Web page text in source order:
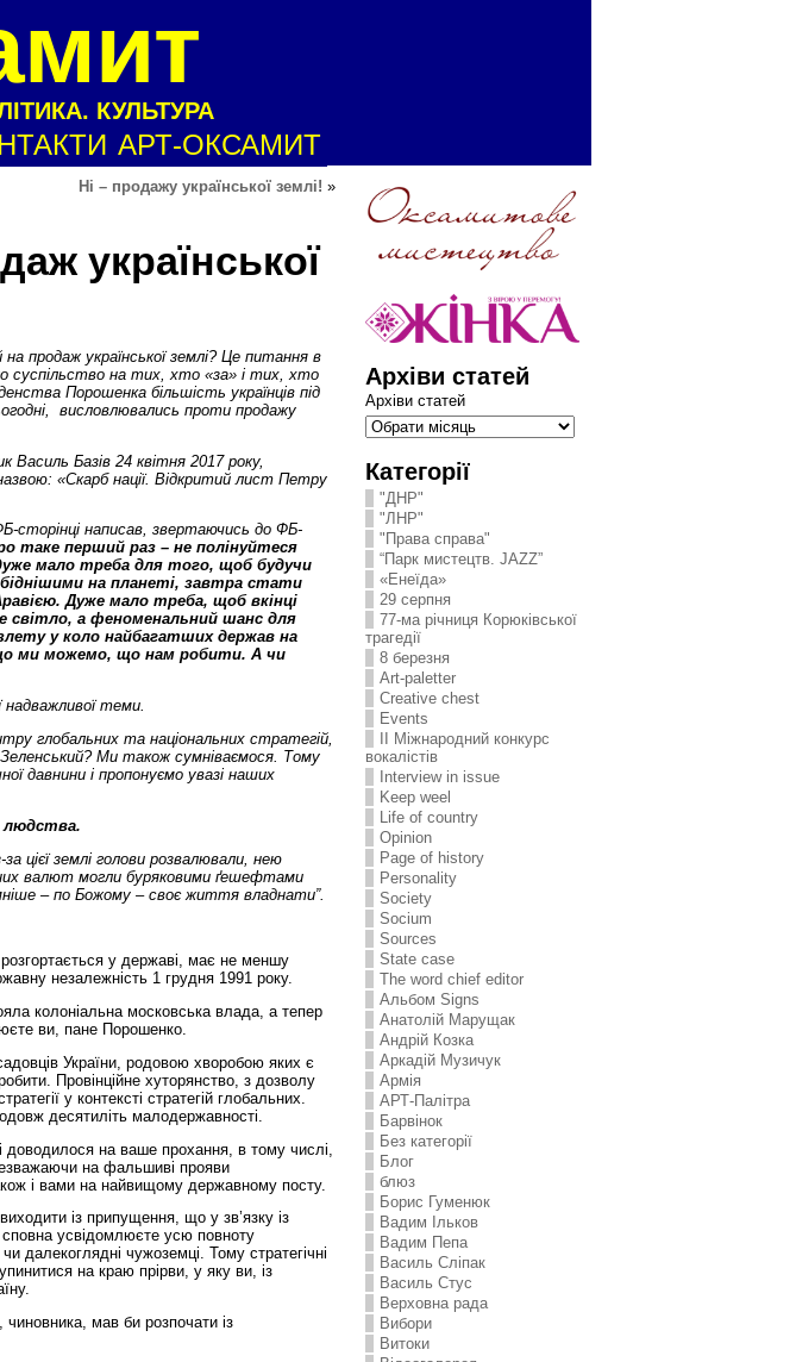
КУЛЬТУРА
АРТ-ОКСАМИТ
Ні – продажу української землі! »
української
продаж української землі? Це питання в
суспільство на тих, хто «за» і тих, хто
Порошенка більшість українців під
висловлювались проти продажу
Василь Базів 24 квітня 2017 року,
«Скарб нації. Відкритий лист Петру
сторінці написав, звертаючись до ФБ-
таке перший раз – не полінуйтеся
мало треба для того, щоб будучи
на планеті, завтра стати
Дуже мало треба, щоб вкінці
світло, а феноменальний шанс для
у коло найбагатших держав на
ми можемо, що нам робити. А чи
надважливої теми.
глобальних та національних стратегій,
Ми також сумніваємося. Тому
давнини і пропонуємо увазі наших
людства.
цієї землі голови розвалювали, нею
валют могли буряковими ґешефтами
– по Божому – своє життя владнати”.
у державі, має не меншу
незалежність 1 грудня 1991 року.
колоніальна московська влада, а тепер
ви, пане Порошенко.
України, родовою хворобою яких є
Провінційне хуторянство, з дозволу
у контексті стратегій глобальних.
десятиліть малодержавності.
доводилося на ваше прохання, в тому числі,
на фальшиві прояви
і вами на найвищому державному посту.
із припущення, що у зв’язку із
усвідомлюєте усю повноту
далекоглядні чужоземці. Тому стратегічні
на краю прірви, у яку ви, із
мав би розпочати із
Архіви статей
Архіви статей
Категорії
"ДНР"
"ЛНР"
"Права справа"
“Парк мистецтв. JAZZ”
«Енеїда»
29 серпня
77-ма річниця Корюківської
трагедії
8 березня
Art-paletter
Creative chest
Events
II Міжнародний конкурс
вокалістів
Interview in issue
Keep weel
Life of country
Opinion
Page of history
Personality
Society
Socium
Sources
State case
The word chief editor
Альбом Signs
Анатолій Марущак
Андрій Козка
Аркадій Музичук
Армія
АРТ-Палітра
Барвінок
Без категорії
Блог
блюз
Борис Гуменюк
Вадим Ільков
Вадим Пепа
Василь Сліпак
Василь Стус
Верховна рада
Вибори
Витоки